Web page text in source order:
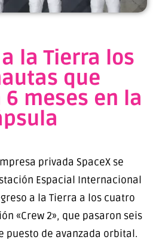
la Tierra los
que
meses en la
privada SpaceX se
Espacial Internacional
a la Tierra a los cuatro
«Crew 2», que pasaron seis
puesto de avanzada orbital.